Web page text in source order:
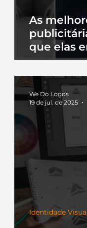
As
que elas
Identidade
We Do Logos
19 de jul. de 2025